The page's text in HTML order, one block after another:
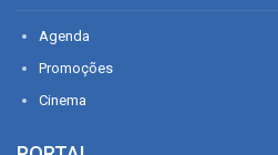
Agenda
Promoções
Cinema